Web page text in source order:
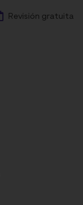
Revisión gratuita